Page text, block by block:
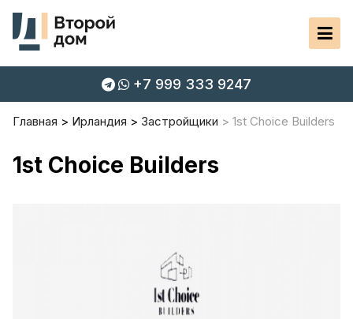
+7 999 333 9247
Главная Ирландия Застройщики 1st Choice Builders
1st Choice Builders